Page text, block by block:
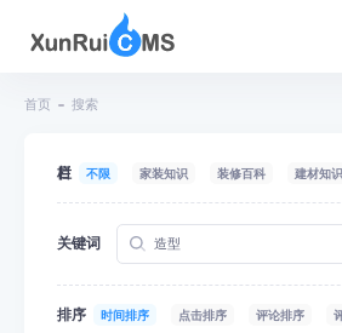
首页 搜索
栏目 不限 家装知识 装修百科 建材知识
关键词
排序 时间排序 点击排序 评论排序